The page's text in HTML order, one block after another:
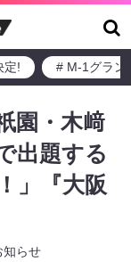
定! # M-1グラン
園・木﨑
出題する
」『大阪
知らせ